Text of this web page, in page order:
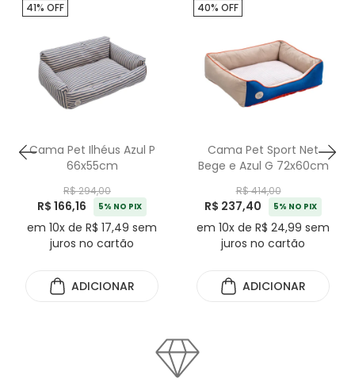
Cama Pet Ilhéus Azul P
66x55cm
R$ 294,00
R$ 166,16 5% NO PIX
em 10x de R$ 17,49 sem
juros no cartão
41% OFF
ADICIONAR
Cama Pet Sport Net
Bege e Azul G 72x60cm
R$ 414,00
R$ 237,40 5% NO PIX
em 10x de R$ 24,99 sem
juros no cartão
40% OFF
ADICIONAR